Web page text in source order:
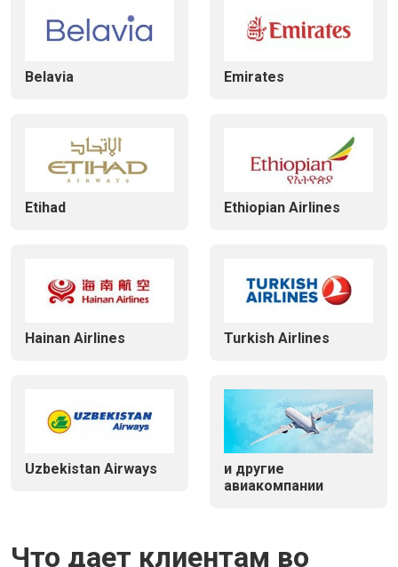
Belavia Emirates
Etihad Ethiopian Airlines
Hainan Airlines Turkish Airlines
Uzbekistan Airways
и другие
авиакомпании
Что дает клиентам во